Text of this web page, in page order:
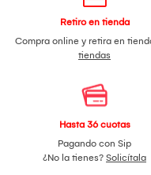
Retiro en tienda
Compra online y retira en
tiendas
Hasta 36 cuotas
Pagando con Sip
¿No la tienes? Solicítala